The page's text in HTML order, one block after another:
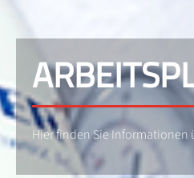
Hier finden Sie Informationen